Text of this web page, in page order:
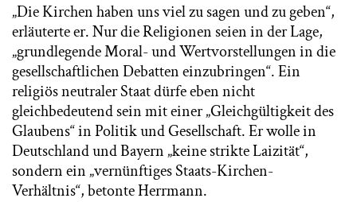
„Die Kirchen haben uns viel zu sagen und zu geben“,
erläuterte er. Nur die Religionen seien in der Lage,
„grundlegende Moral- und Wertvorstellungen in die
gesellschaftlichen Debatten einzubringen“. Ein
religiös neutraler Staat dürfe eben nicht
gleichbedeutend sein mit einer „Gleichgültigkeit des
Glaubens“ in Politik und Gesellschaft. Er wolle in
Deutschland und Bayern „keine strikte Laizität“,
sondern ein „vernünftiges Staats-Kirchen-
Verhältnis“, betonte Herrmann.